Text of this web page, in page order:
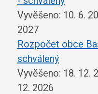
Vyvěšeno: 10. 6.
2027
Rozpočet obce
schválený
Vyvěšeno: 18. 12.
12. 2026